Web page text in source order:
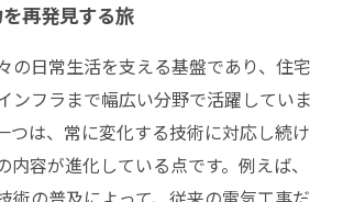
再発見する旅
の日常生活を支える基盤であり、住宅
ンフラまで幅広い分野で活躍していま
つは、常に変化する技術に対応し続け
内容が進化している点です。例えば、